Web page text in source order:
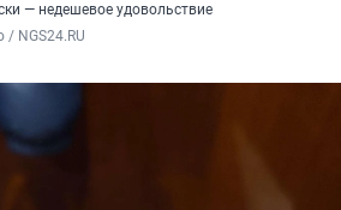
— недешевое удовольствие
/ NGS24.RU